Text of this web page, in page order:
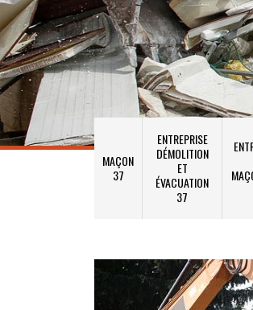
MAÇON
37
ENTREPRISE
DÉMOLITION
ET
ÉVACUATION
37